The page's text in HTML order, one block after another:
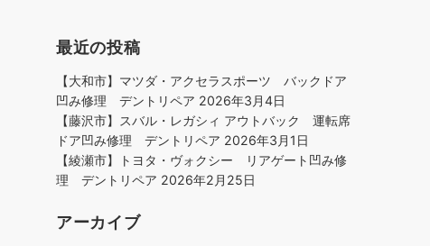
最近の投稿
【大和市】マツダ・アクセラスポーツ バックドア
凹み修理 デントリペア 2026年3月4日
【藤沢市】スバル・レガシィ アウトバック 運転席
ドア凹み修理 デントリペア 2026年3月1日
【綾瀬市】トヨタ・ヴォクシー リアゲート凹み修
理 デントリペア 2026年2月25日
アーカイブ